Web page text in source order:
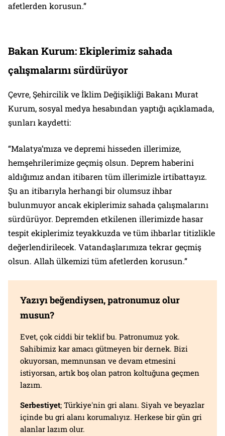
afetlerden korusun.”
Bakan Kurum: Ekiplerimiz sahada
çalışmalarını sürdürüyor
Çevre, Şehircilik ve İklim Değişikliği Bakanı Murat
Kurum, sosyal medya hesabından yaptığı açıklamada,
şunları kaydetti:
“Malatya’mıza ve depremi hisseden illerimize,
hemşehrilerimize geçmiş olsun. Deprem haberini
aldığımız andan itibaren tüm illerimizle irtibattayız.
Şu an itibarıyla herhangi bir olumsuz ihbar
bulunmuyor ancak ekiplerimiz sahada çalışmalarını
sürdürüyor. Depremden etkilenen illerimizde hasar
tespit ekiplerimiz teyakkuzda ve tüm ihbarlar titizlikle
değerlendirilecek. Vatandaşlarımıza tekrar geçmiş
olsun. Allah ülkemizi tüm afetlerden korusun.”
Yazıyı beğendiysen, patronumuz olur
musun?
Evet, çok ciddi bir teklif bu. Patronumuz yok.
Sahibimiz kar amacı gütmeyen bir dernek. Bizi
okuyorsan, memnunsan ve devam etmesini
istiyorsan, artık boş olan patron koltuğuna geçmen
lazım.
Serbestiyet; Türkiye'nin gri alanı. Siyah ve beyazlar
içinde bu gri alanı korumalıyız. Herkese bir gün gri
alanlar lazım olur.